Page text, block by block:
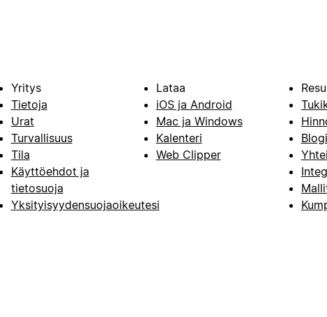
Yritys
Tietoja
Urat
Turvallisuus
Tila
Käyttöehdot ja
tietosuoja
Yksityisyydensuojaoikeutesi
Lataa
iOS ja Android
Mac ja Windows
Kalenteri
Web Clipper
Blogi